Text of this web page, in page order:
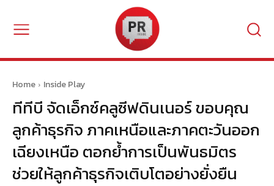
Home Inside Play
ทีทีบี จัดเอ็กซ์คลูซีฟดินเนอร์ ขอบคุณ
ลูกค้าธุรกิจ ภาคเหนือและภาคตะวันออก
เฉียงเหนือ ตอกย้ำการเป็นพันธมิตร
ช่วยให้ลูกค้าธุรกิจเติบโตอย่างยั่งยืน